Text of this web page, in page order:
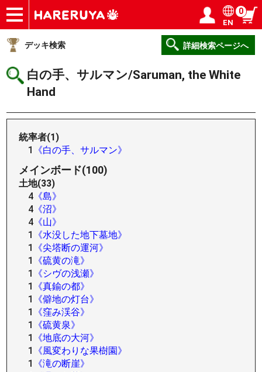
ショップ
買取
記事
デッキ検索
デッキ構築
選手一覧
店舗一覧
イベント
ヘルプ
お問い合わせ ログイン／会員登録
EN
0
デッキ検索 詳細検索ページへ
白の手、サルマン/Saruman, the White
Hand
統率者(1)
1
《白の手、サルマン》
メインボード(100)
土地(33)
4 《島》
4 《沼》
4 《山》
1
《水没した地下墓地》
1
《尖塔断の運河》
1
《硫黄の滝》
1
《シヴの浅瀬》
1
《真鍮の都》
1
《僻地の灯台》
1
《窪み渓谷》
1
《硫黄泉》
1
《地底の大河》
1
《風変わりな果樹園》
1
《滝の断崖》